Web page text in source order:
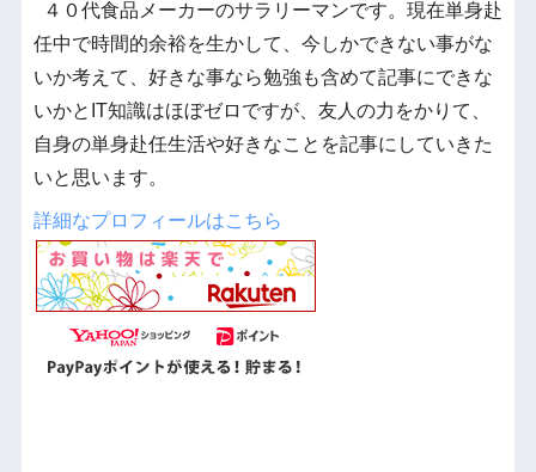
４０代食品メーカーのサラリーマンです。現在単身赴
任中で時間的余裕を生かして、今しかできない事がな
いか考えて、好きな事なら勉強も含めて記事にできな
いかとIT知識はほぼゼロですが、友人の力をかりて、
自身の単身赴任生活や好きなことを記事にしていきた
いと思います。
詳細なプロフィールはこちら